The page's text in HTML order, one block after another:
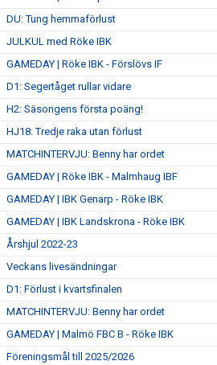
DU: Tung hemmaförlust
JULKUL med Röke IBK
GAMEDAY | Röke IBK - Förslövs IF
D1: Segertåget rullar vidare
H2: Säsongens första poäng!
HJ18: Tredje raka utan förlust
MATCHINTERVJU: Benny har ordet
GAMEDAY | Röke IBK - Malmhaug IBF
GAMEDAY | IBK Genarp - Röke IBK
GAMEDAY | IBK Landskrona - Röke IBK
Årshjul 2022-23
Veckans livesändningar
D1: Förlust i kvartsfinalen
MATCHINTERVJU: Benny har ordet
GAMEDAY | Malmö FBC B - Röke IBK
Föreningsmål till 2025/2026